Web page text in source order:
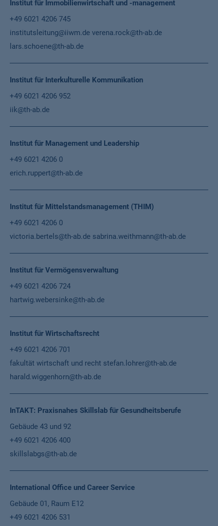
Institut für Immobilienwirtschaft und -management
+49 6021 4206 745
institutsleitung@iiwm.de verena.rock@th-ab.de
lars.schoene@th-ab.de
Institut für Interkulturelle Kommunikation
+49 6021 4206 952
iik@th-ab.de
Institut für Management und Leadership
+49 6021 4206 0
erich.ruppert@th-ab.de
Institut für Mittelstandsmanagement (THIM)
+49 6021 4206 0
victoria.bertels@th-ab.de sabrina.weithmann@th-ab.de
Institut für Vermögensverwaltung
+49 6021 4206 724
hartwig.webersinke@th-ab.de
Institut für Wirtschaftsrecht
+49 6021 4206 701
fakultät wirtschaft und recht stefan.lohrer@th-ab.de
harald.wiggenhorn@th-ab.de
InTAKT: Praxisnahes Skillslab für Gesundheitsberufe
Gebäude 43 und 92
+49 6021 4206 400
skillslabgs@th-ab.de
International Office und Career Service
Gebäude 01, Raum E12
+49 6021 4206 531